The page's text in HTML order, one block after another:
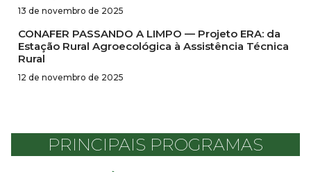
13 de novembro de 2025
CONAFER PASSANDO A LIMPO — Projeto ERA: da
Estação Rural Agroecológica à Assistência Técnica
Rural
12 de novembro de 2025
PRINCIPAIS PROGRAMAS